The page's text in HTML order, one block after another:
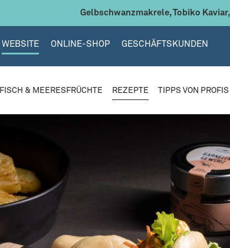
Gelbschwanzmakrele, Tobiko
WEBSITE ONLINE-SHOP GESCHÄFTSKUNDEN
FISCH & MEERESFRÜCHTE REZEPTE TIPPS VON PROFIS